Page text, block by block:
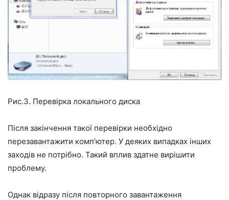
Рис.3. Перевірка локального диска
Після закінчення такої перевірки необхідно
перезавантажити комп’ютер. У деяких випадках інших
заходів не потрібно. Такий вплив здатне вирішити
проблему.
Однак відразу після повторного завантаження